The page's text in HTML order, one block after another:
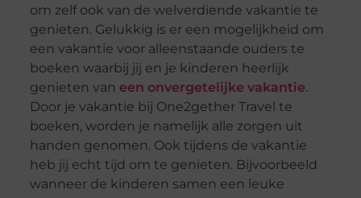
om zelf ook van de welverdiende vakantie te
genieten. Gelukkig is er een mogelijkheid om
een vakantie voor alleenstaande ouders te
boeken waarbij jij en je kinderen heerlijk
genieten van een onvergetelijke vakantie.
Door je vakantie bij One2gether Travel te
boeken, worden je namelijk alle zorgen uit
handen genomen. Ook tijdens de vakantie
heb jij echt tijd om te genieten. Bijvoorbeeld
wanneer de kinderen samen een leuke